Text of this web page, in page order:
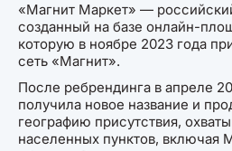
«Магнит Маркет» —
созданный на базе онлайн-
которую в ноябре 2023 года
сеть «Магнит».
После ребрендинга в апреле
получила новое название и
географию присутствия,
населенных пунктов, включая